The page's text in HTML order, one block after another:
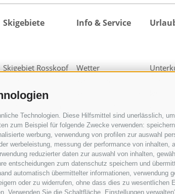
Technologien. Diese Hilfsmittel sind unerlässlich,
zum Beispiel für folgende Zwecke verwenden:
werbung, verwendung von profilen zur auswahl
werbeleistung, messung der performance von
reduzierter daten zur auswahl von inhalten,
entscheidungen zum datenschutz speichern und
automatisch übermittelter informationen, verwendung
oder zu widerrufen, ohne dass dies zu
Verwenden Sie die Schaltfläche „Einstellungen
Skigebiete
Skigebiet Rosskopf
Jaufen
1 Skipass für alle
Skigebiete
Info & Service
Wetter
Downloads
Fotos
Videos
Blog
Guestnet
Anreise